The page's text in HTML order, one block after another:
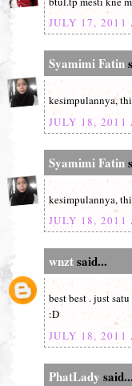
JULY 17, 2011
Syamimi Fatin
kesimpulannya,
JULY 18, 2011
Syamimi Fatin
kesimpulannya,
JULY 18, 2011
wnztsaid...
best best . just
:D
JULY 18, 2011
PhatLady said...